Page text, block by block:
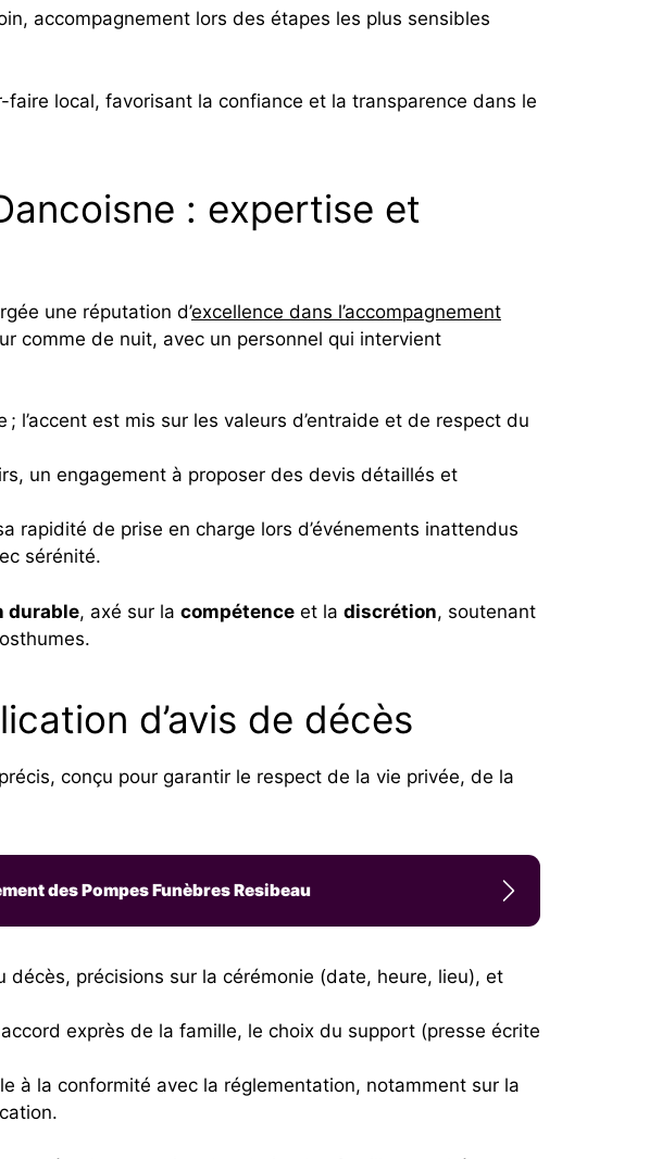
accompagnement lors des étapes les plus sensibles
local, favorisant la confiance et la transparence dans le
: expertise et
une réputation d’excellence dans l’accompagnement
comme de nuit, avec un personnel qui intervient
l’accent est mis sur les valeurs d’entraide et de respect du
un engagement à proposer des devis détaillés et
rapidité de prise en charge lors d’événements inattendus
sérénité.
durable, axé sur la compétence et la discrétion, soutenant
d’avis de décès
conçu pour garantir le respect de la vie privée, de la
des Pompes Funèbres Resibeau
précisions sur la cérémonie (date, heure, lieu), et
accord exprès de la famille, le choix du support (presse écrite
à la conformité avec la réglementation, notamment sur la